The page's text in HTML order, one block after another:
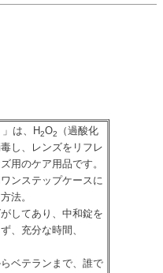
は、H2O2
（過酸化
し、レンズをリフレ
用のケア用品です。
ンステップケースに
法。
してあり、中和錠を
、充分な時間、
ベテランまで、誰で